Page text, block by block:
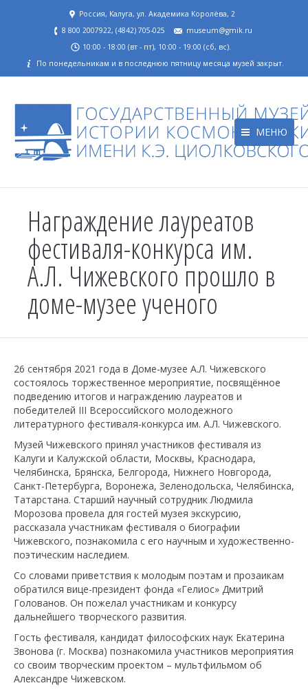
Россия, Калуга, ул. Академика Королёва, 2
8 800 2007922, (4842) 705-025
museum@gmik.ru
10:00 - 18:00 (вт - пт), 10:00 - 19:00 (сб, вс).
По понедельникам и в последнюю пятницу месяца музей закрыт.
МЕНЮ
Награждение лауреатов
фестиваля-конкурса им.
А.Л. Чижевского прошло в
доме-музее ученого
26 сентября 2021 года в Доме-музее А.Л. Чижевского
состоялось торжественное мероприятие, посвящённое
подведению итогов и награждению лауреатов и
победителей III Всероссийского молодежного
литературного фестиваля-конкурса им. А.Л. Чижевского.
Музей Чижевского принял участников фестиваля из
Калуги и Калужской области, Москвы, Краснодара,
Челябинска, Брянска, Белгорода, Нижнего Новгорода,
Санкт-Петербурга, Воронежа, Зеленодольска, Челябинска,
Татарстана. Старший научный сотрудник Людмила
Морозова провела для гостей музея экскурсию,
рассказала участникам фестиваля о биографии
Чижевского, познакомила с его научным и художественно-
поэтическим наследием.
Со словами приветствия к молодым поэтам и прозаикам
обратился вице-президент фонда «Гелиос» Дмитрий
Голованов. Он пожелал участникам и конкурсу
дальнейшего творческого развития.
Гость фестиваля, кандидат философских наук Екатерина
Звонова (г. Москва) познакомила участников мероприятия
со своим творческим проектом – мультфильмом об
Александре Чижевском.